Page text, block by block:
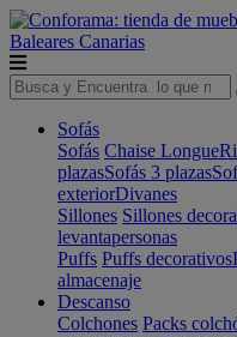
Baleares Canarias
Sofás
Sofás Chaise Longue
plazasSofás 3 plazas
exteriorDivanes
Sillones Sillones
levantapersonas
Puffs Puffs decorativos
almacenaje
Descanso
Colchones Packs